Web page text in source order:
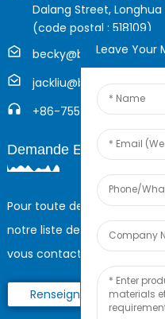
Dalang Street,
(code postal : 518109)
+86-755-21014277
Demande En Ligne
Pour toute demande de
notre liste de prix, veuillez
vous contacterons dans les
Renseignez-Vous
Leave Your